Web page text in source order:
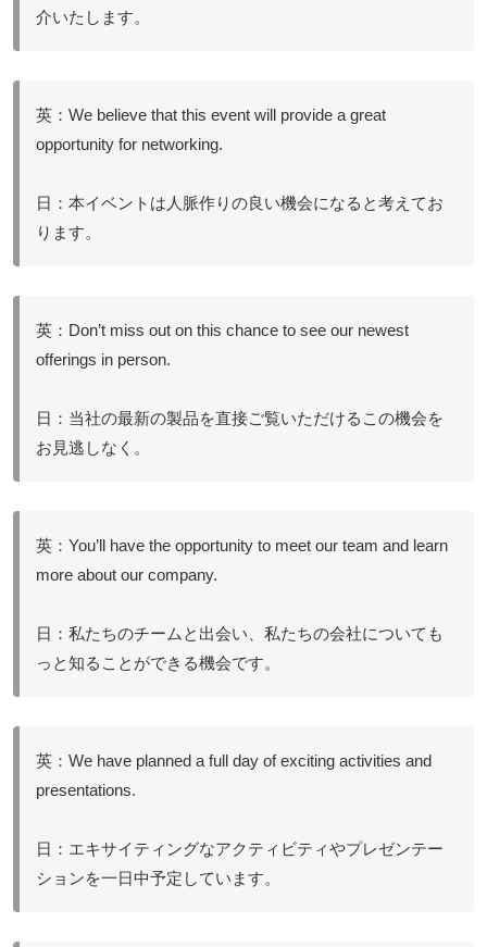
介いたします。
英：We believe that this event will provide a great
opportunity for networking.
日：本イベントは人脈作りの良い機会になると考えてお
ります。
英：Don’t miss out on this chance to see our newest
offerings in person.
日：当社の最新の製品を直接ご覧いただけるこの機会を
お見逃しなく。
英：You’ll have the opportunity to meet our team and learn
more about our company.
日：私たちのチームと出会い、私たちの会社についても
っと知ることができる機会です。
英：We have planned a full day of exciting activities and
presentations.
日：エキサイティングなアクティビティやプレゼンテー
ションを一日中予定しています。